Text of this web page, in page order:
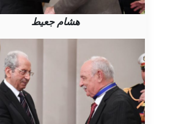
هشام جعيط